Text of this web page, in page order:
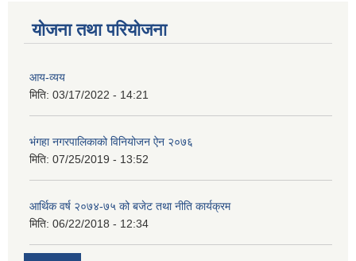
योजना तथा परियोजना
आय-व्यय
मिति: 03/17/2022 - 14:21
भंगहा नगरपालिकाको विनियोजन ऐन २०७६
मिति: 07/25/2019 - 13:52
आर्थिक वर्ष २०७४-७५ को बजेट तथा नीति कार्यक्रम
मिति: 06/22/2018 - 12:34